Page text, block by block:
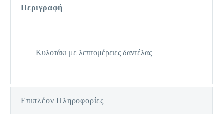
Περιγραφή
Κυλοτάκι με λεπτομέρειες δαντέλας
Επιπλέον Πληροφορίες